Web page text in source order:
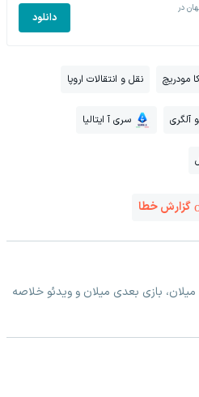
در
دانلود
مودریچ نقل و انتقالات اروپا
آلگری سری آ ایتالیا
گزارش خطا
میلان، بازی بعدی میلان و ویدئو خلاصه